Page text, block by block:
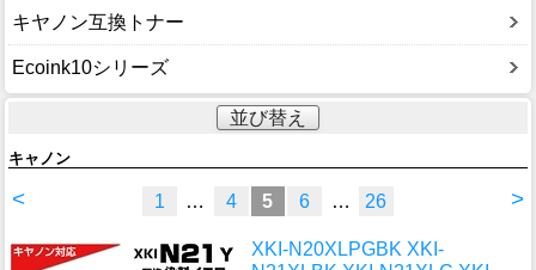
キヤノン互換トナー
Ecoink10シリーズ
並び替え
キャノン
< >
1 … 4 5 6 … 26
XKI-N20XLPGBK XKI-